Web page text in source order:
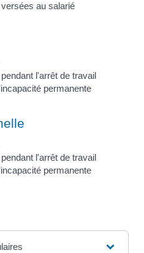
au salarié
l'arrêt de travail
permanente
l'arrêt de travail
permanente